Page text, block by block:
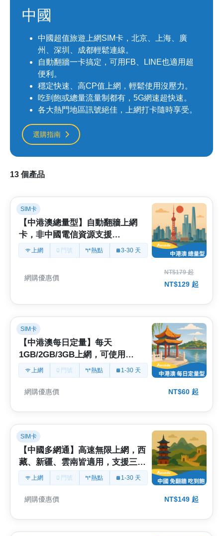
中國
中國超值旅遊上網SIM卡，北京、上海、廣
州、深圳、成都輕鬆連線。
自動翻牆一卡搞定，可用FB、LINE也適用超
便利。
穩定快速、高CP值上網，輕鬆使用沒壓力。
吃到飽或總量流量制都有，5G網速超快速。
各大熱門地區訊號絕佳，上網打卡隨時享受。
選購指南
13 個產品
SIM卡
【中港澳總量型】自動翻牆上網
卡，非中國電信資源支援
ChatGPT、Gemini (TO)
上網 門號 熱點 3-30 天
網購優惠價
NT$179 起
NT$129 起
SIM卡
【中港澳每日定量】每天
1GB/2GB/3GB上網，可使用
ChatGPT(非中國資源)(TO)
上網 門號 熱點 1-30 天
網購優惠價 NT$60 起
SIM卡
【中國多網通】高速無限上網，西
藏、新疆、雲南皆適用，支援三電
信商多網訊號最佳(J1B2)
上網 門號 熱點 1-30 天
網購優惠價 NT$149 起